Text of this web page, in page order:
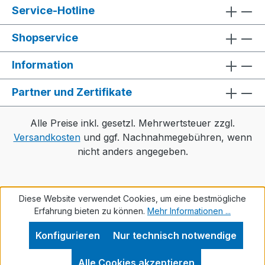
Service-Hotline
Shopservice
Information
Partner und Zertifikate
Alle Preise inkl. gesetzl. Mehrwertsteuer zzgl.
Versandkostenund ggf. Nachnahmegebühren, wenn
nicht anders angegeben.
Diese Website verwendet Cookies, um eine bestmögliche
Erfahrung bieten zu können. Mehr Informationen ...
Nur technisch notwendige
Konfigurieren
Alle Cookies akzeptieren